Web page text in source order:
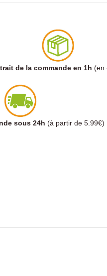
de la commande en 1h (en
sous 24h (à partir de 5.99€)